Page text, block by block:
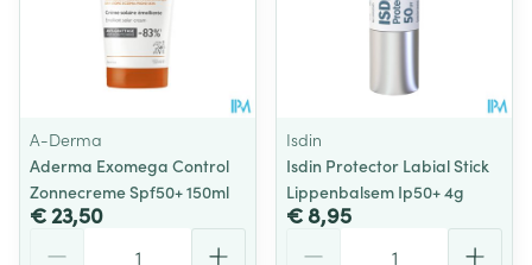
A-Derma
Aderma Exomega Control
Zonnecreme Spf50+ 150ml
€ 23,50
Isdin
Isdin Protector Labial Stick
Lippenbalsem Ip50+ 4g
€ 8,95